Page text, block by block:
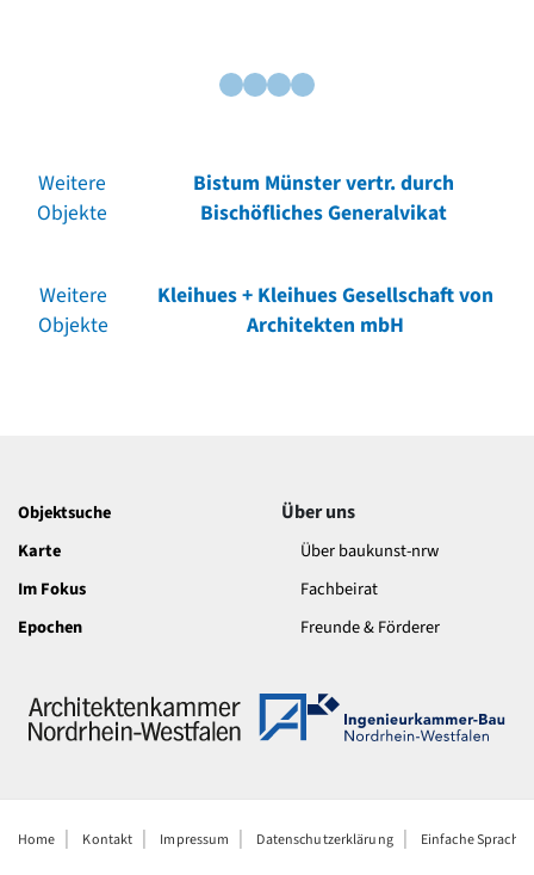
Weitere
Objekte
Bistum Münster vertr. durch
Bischöfliches Generalvikat
Weitere
Objekte
Kleihues + Kleihues Gesellschaft von
Architekten mbH
Objektsuche
Karte
Im Fokus
Epochen
Über uns
Über baukunst-nrw
Fachbeirat
Freunde & Förderer
Home Kontakt Impressum Datenschutzerklärung Einfache Sprache